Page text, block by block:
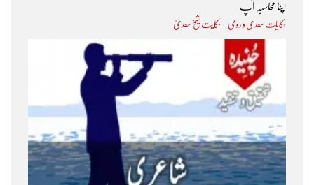
اپنا محاسبہ آپ
حکایات سعدی و رومی حکایت شیخ سعدیؒ